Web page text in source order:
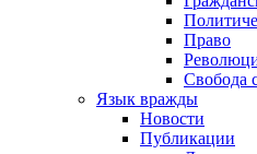
Право
Свобода
Язык вражды
Новости
Публикации